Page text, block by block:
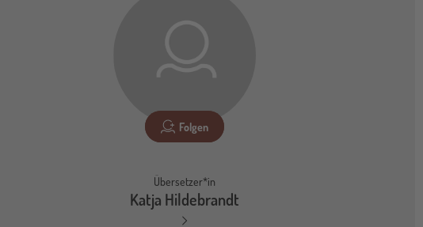
Folgen
Übersetzer*in
Katja Hildebrandt